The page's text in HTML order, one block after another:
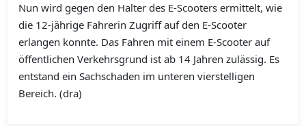
Nun wird gegen den Halter des E-Scooters ermittelt, wie
die 12-jährige Fahrerin Zugriff auf den E-Scooter
erlangen konnte. Das Fahren mit einem E-Scooter auf
öffentlichen Verkehrsgrund ist ab 14 Jahren zulässig. Es
entstand ein Sachschaden im unteren vierstelligen
Bereich. (dra)